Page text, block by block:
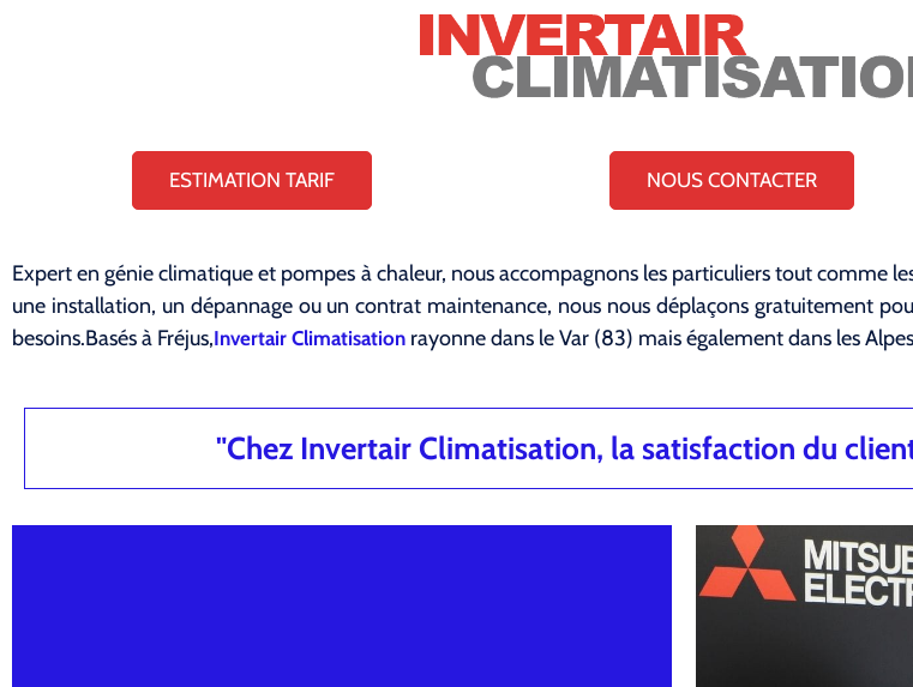
ESTIMATION TARIF NOUS CONTACTER
Expert en génie climatique et pompes à chaleur, nous accompagnons les particuliers tout comme
une installation, un dépannage ou un contrat maintenance, nous nous déplaçons gratuitement
besoins.Basés à Fréjus,Invertair Climatisation rayonne dans le Var (83) mais également dans les
"Chez Invertair Climatisation, la satisfaction du